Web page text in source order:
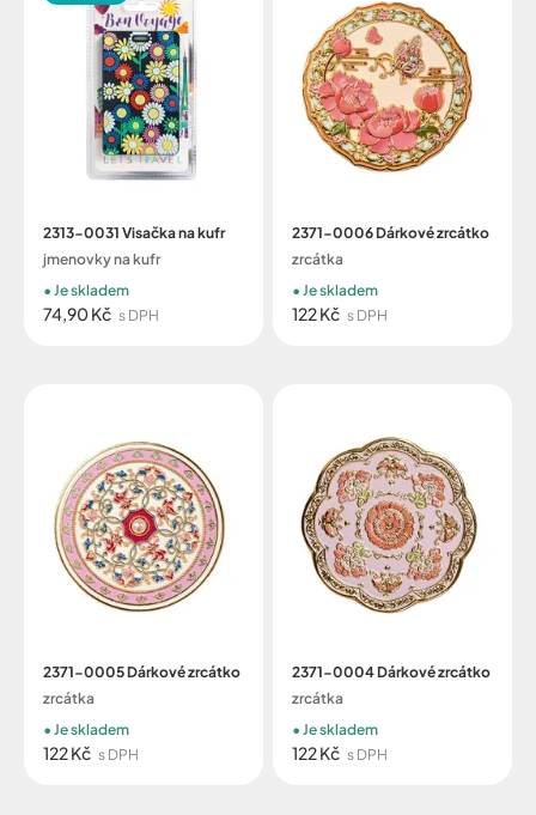
2313-0031 Visačka na kufr
jmenovky na kufr
74,90 Kč s DPH
Je skladem
2371-0006 Dárkové zrcátko
zrcátka
122 Kč s DPH
Je skladem
2371-0005 Dárkové zrcátko
zrcátka
122 Kč s DPH
Je skladem
2371-0004 Dárkové zrcátko
zrcátka
122 Kč s DPH
Je skladem